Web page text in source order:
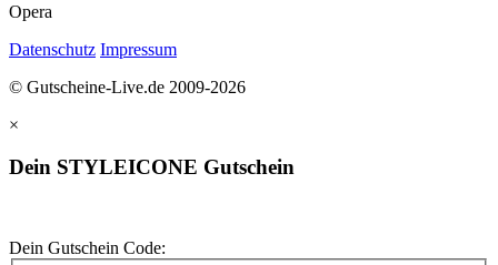
Opera
Datenschutz Impressum
© Gutscheine-Live.de 2009-2026
×
Dein STYLEICONE Gutschein
Dein Gutschein Code: